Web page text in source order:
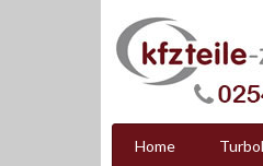
Home